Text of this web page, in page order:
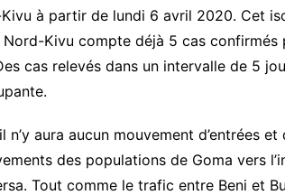
à partir de lundi 6 avril 2020. Cet
Kivu compte déjà 5 cas
cas relevés dans un intervalle de 5
n’y aura aucun mouvement d’entrées
des populations de Goma vers
Tout comme le trafic entre Beni et